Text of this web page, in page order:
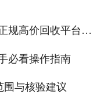
规高价回收平台推
必看操作指南
围与核验建议